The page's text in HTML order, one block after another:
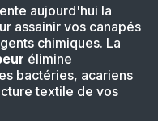
aujourd'hui la
assainir vos canapés
chimiques. La
élimine
bactéries, acariens
textile de vos